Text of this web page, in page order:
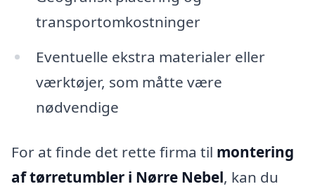
transportomkostninger
Eventuelle ekstra materialer eller
værktøjer, som måtte være
nødvendige
For at finde det rette firma til montering
af tørretumbler i Nørre Nebel, kan du